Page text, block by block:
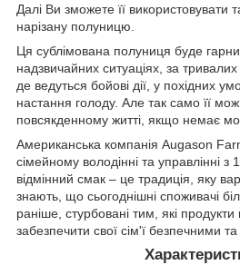
Далі Ви зможете її використовувати
нарізану полуницю.
Ця сублімована полуниця буде
надзвичайних ситуаціях, за тривалих
де ведуться бойові дії, у похідних
настання голоду. Але так само її
повсякденному житті, якщо немає
Американська компанія Augason
сімейному володінні та управлінні
відмінний смак – це традиція, яку
знають, що сьогоднішні споживачі
раніше, стурбовані тим, які продукти
забезпечити свої сім'ї безпечними